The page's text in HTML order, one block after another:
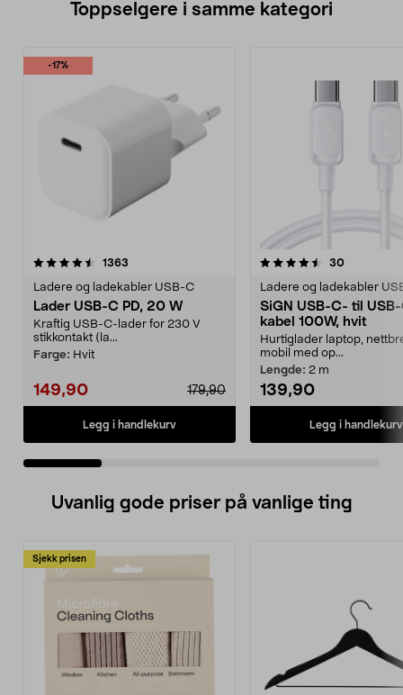
Toppselgere i samme kategori
-17%
1363
Ladere og ladekabler USB-C
Lader USB-C PD, 20 W
Kraftig USB-C-lader for 230 V
stikkontakt (la...
Farge: Hvit
149,90 179,90
Legg i handlekurv
4.5 av 5 stjerner 30
Ladere og ladekabler
SiGN USB-C- til
kabel 100W, hvit
Hurtiglader laptop,
mobil med op...
Lengde: 2 m
139,90
Legg i handlekurv
4.5 av 5 stjerner
Uvanlig gode priser på vanlige ting
Sjekk prisen